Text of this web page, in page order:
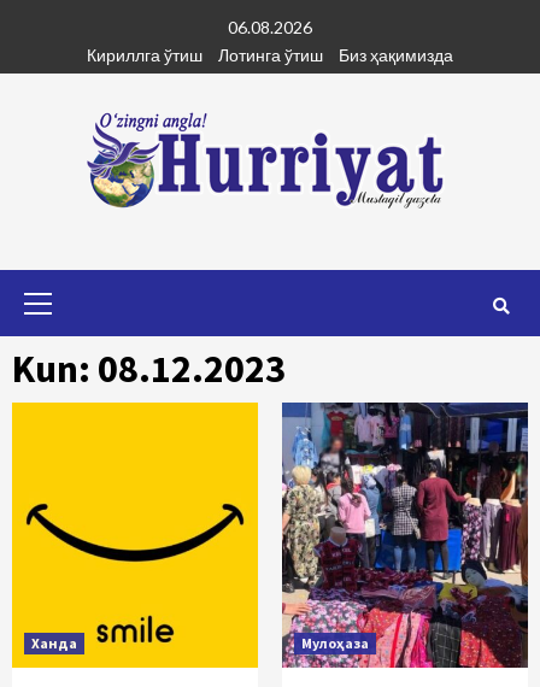
content
06.08.2026
Кириллга ўтиш
Лотинга ўтиш Биз ҳақимизда
Kun: 08.12.2023
Ханда Мулоҳаза